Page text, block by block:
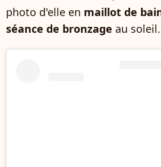
photo d'elle en maillot de
séance de bronzage au soleil.